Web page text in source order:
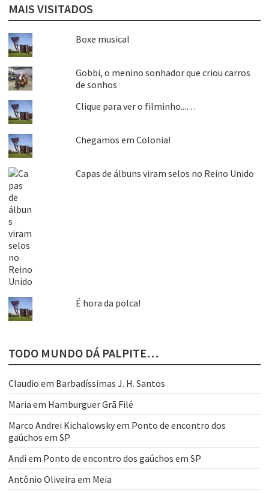
MAIS VISITADOS
Boxe musical
Gobbi, o menino sonhador que criou carros
de sonhos
Clique para ver o filminho...…
Chegamos em Colonia!
Capas de álbuns viram selos no Reino Unido
É hora da polca!
TODO MUNDO DÁ PALPITE…
Claudio em Barbadíssimas J. H. Santos
Maria em Hamburguer Grã Filé
Marco Andrei Kichalowskyem Ponto de encontro dos
gaúchos em SP
Andi em Ponto de encontro dos gaúchos em SP
Antônio Oliveira em Meia